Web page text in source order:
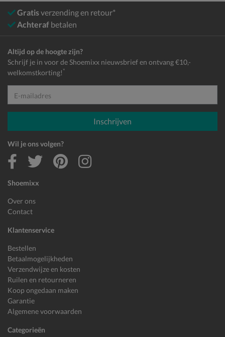
Gratisverzending en retour*
Achteraf betalen
Shoemixx
Over ons
Contact
Klantenservice
Bestellen
Betaalmogelijkheden
Verzendwijze en kosten
Ruilen en retourneren
Koop ongedaan maken
Garantie
Algemene voorwaarden
Categorieën
Altijd op de hoogte zijn?
Schrijf je in voor de Shoemixx nieuwsbrief en ontvang €10,-
welkomstkorting! *
E-mailadres
Inschrijven
Wil je ons volgen?